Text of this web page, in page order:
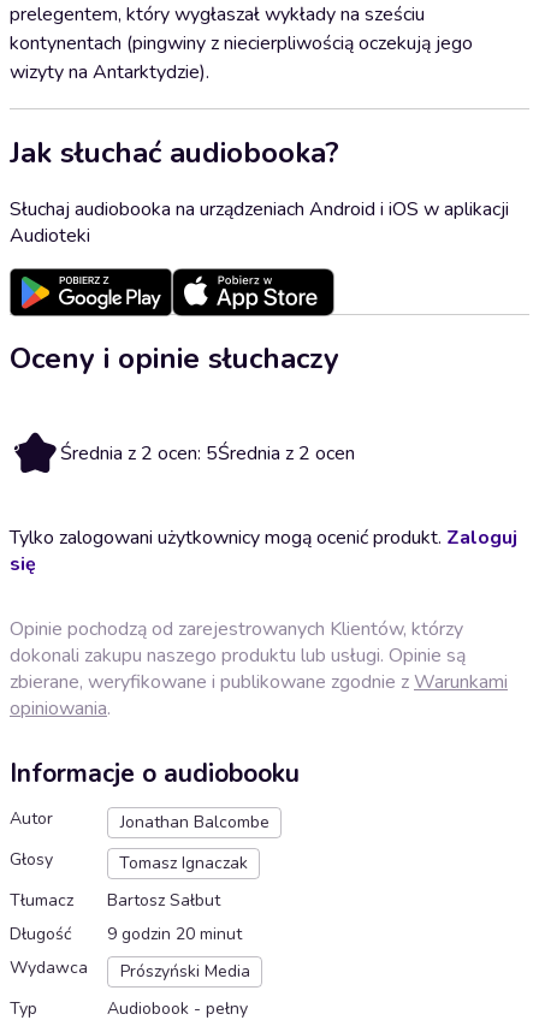
prelegentem, który wygłaszał wykłady na sześciu
kontynentach (pingwiny z niecierpliwością oczekują jego
wizyty na Antarktydzie).
Jak słuchać audiobooka?
Słuchaj audiobooka na urządzeniach Android i iOS w aplikacji
Audioteki
Oceny i opinie słuchaczy
5 Średnia z 2 ocen: 5Średnia z 2 ocen
Tylko zalogowani użytkownicy mogą ocenić produkt. Zaloguj
się
Opinie pochodzą od zarejestrowanych Klientów, którzy
dokonali zakupu naszego produktu lub usługi. Opinie są
zbierane, weryfikowane i publikowane zgodnie zWarunkami
opiniowania.
Informacje o audiobooku
Autor
Jonathan Balcombe
Głosy
Tomasz Ignaczak
Tłumacz
Bartosz Sałbut
Długość
9 godzin 20 minut
Wydawca
Prószyński Media
Typ
Audiobook - pełny